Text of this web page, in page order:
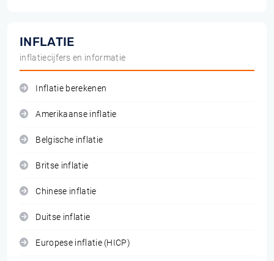
INFLATIE
inflatiecijfers en informatie
Inflatie berekenen
Amerikaanse inflatie
Belgische inflatie
Britse inflatie
Chinese inflatie
Duitse inflatie
Europese inflatie (HICP)